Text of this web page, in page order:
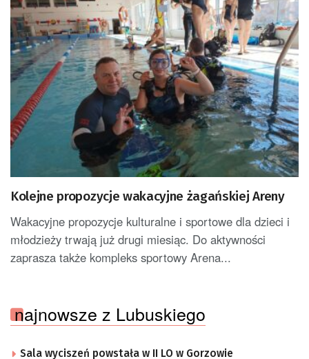
Kolejne propozycje wakacyjne żagańskiej Areny
Wakacyjne propozycje kulturalne i sportowe dla dzieci i
młodzieży trwają już drugi miesiąc. Do aktywności
zaprasza także kompleks sportowy Arena...
najnowsze z Lubuskiego
Sala wyciszeń powstała w II LO w Gorzowie